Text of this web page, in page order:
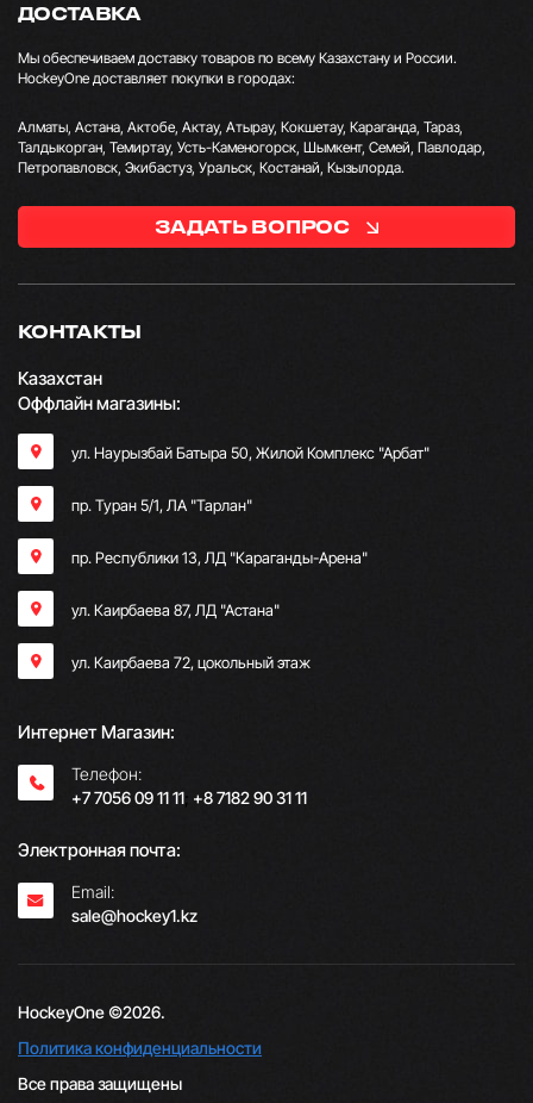
КОНТАКТЫ
Казахстан
Оффлайн магазины:
ул. Наурызбай Батыра 50, Жилой Комплекс "Арбат"
пр. Туран 5/1, ЛА "Тарлан"
пр. Республики 13, ​ЛД "Караганды-Арена"
ул. Каирбаева 87, ЛД "Астана"
ул. Каирбаева 72, цокольный этаж
Интернет Магазин:
Телефон:
+7 7056 09 11 11; +8 7182 90 31 11
Электронная почта:
Email:
sale@hockey1.kz
ДОСТАВКА
Мы обеспечиваем доставку товаров по всему Казахстану и России.
HockeyOne доставляет покупки в городах:
Алматы, Астана, Актобе, Актау, Атырау, Кокшетау, Караганда, Тараз,
Талдыкорган, Темиртау, Усть-Каменогорск, Шымкент, Семей, Павлодар,
Петропавловск, Экибастуз, Уральск, Костанай, Кызылорда.
ЗАДАТЬ ВОПРОС
HockeyOne ©2026.
Политика конфиденциальности
Все права защищены